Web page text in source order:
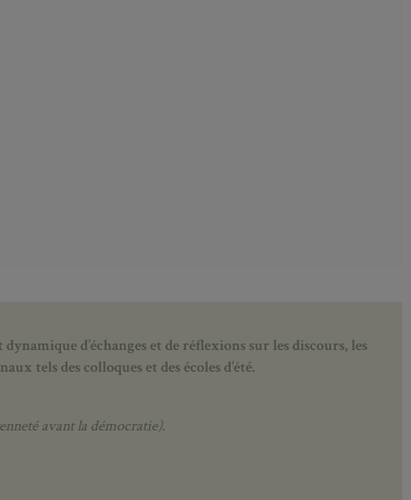
d’échanges et de réflexions sur les discours, les
tels des colloques et des écoles d’été.
avant la démocratie).